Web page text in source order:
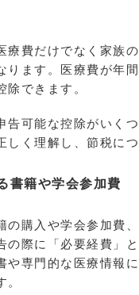
療費だけでなく家族
ります。医療費が年
除できます。
告可能な控除がいく
しく理解し、節税につ
書籍や学会参加費
の購入や学会参加費
の際に「必要経費」
や専門的な医療情報